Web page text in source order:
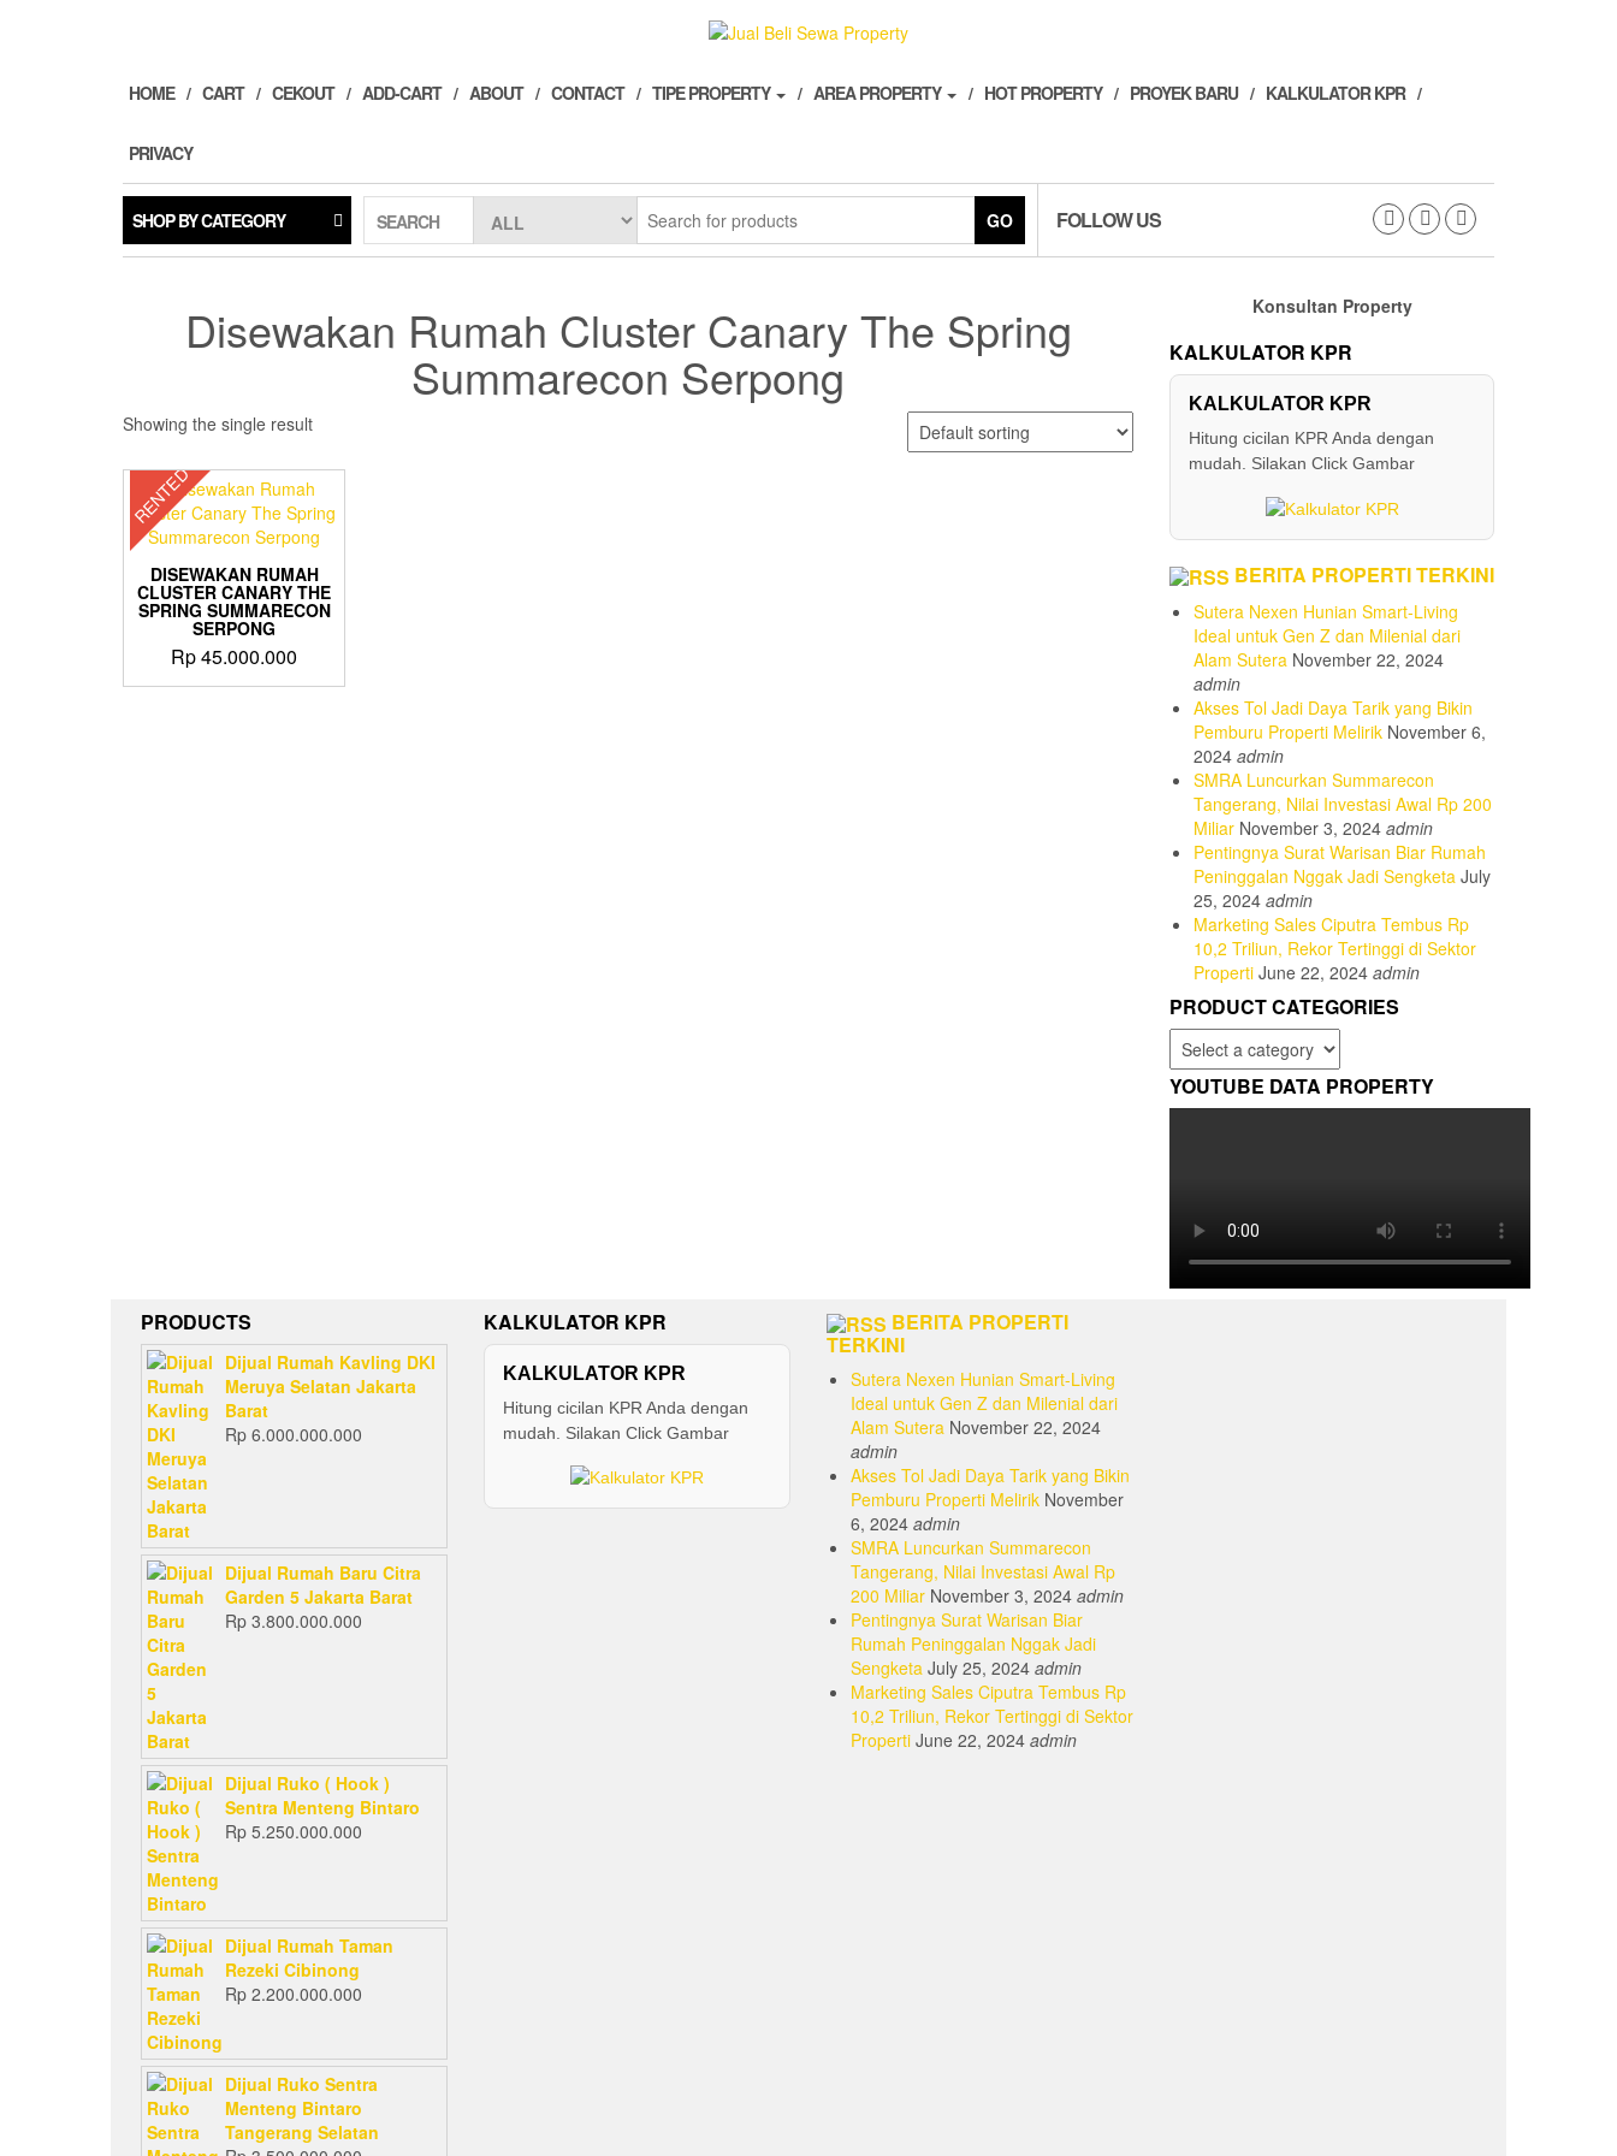
HOME CART CEKOUT ADD-CART ABOUT CONTACT TIPE PROPERTY AREA PROPERTY HOT PROPERTY PROYEK BARU KALKULATOR KPR
PRIVACY
SHOP BY CATEGORY SEARCH GO FOLLOW US
Disewakan Rumah Cluster Canary The Spring
Summarecon Serpong
Showing the single result
RENTED
DISEWAKAN RUMAH
CLUSTER CANARY THE
SPRING SUMMARECON
SERPONG
Rp45.000.000
Konsultan Property
KALKULATOR KPR
KALKULATOR KPR
Hitung cicilan KPR Anda dengan
mudah. Silakan Click Gambar
BERITA PROPERTI TERKINI
Sutera Nexen Hunian Smart-Living
Ideal untuk Gen Z dan Milenial dari
Alam Sutera November 22, 2024
admin
Akses Tol Jadi Daya Tarik yang Bikin
Pemburu Properti Melirik November 6,
2024 admin
SMRA Luncurkan Summarecon
Tangerang, Nilai Investasi Awal Rp 200
Miliar November 3, 2024 admin
Pentingnya Surat Warisan Biar Rumah
Peninggalan Nggak Jadi Sengketa July
25, 2024 admin
Marketing Sales Ciputra Tembus Rp
10,2 Triliun, Rekor Tertinggi di Sektor
Properti June 22, 2024 admin
PRODUCT CATEGORIES
YOUTUBE DATA PROPERTY
PRODUCTS
Dijual Rumah Kavling DKI
Meruya Selatan Jakarta
Barat
Rp 6.000.000.000
Dijual Rumah Baru Citra
Garden 5 Jakarta Barat
Rp 3.800.000.000
Dijual Ruko ( Hook )
Sentra Menteng Bintaro
Rp 5.250.000.000
Dijual Rumah Taman
Rezeki Cibinong
Rp 2.200.000.000
Dijual Ruko Sentra
Menteng Bintaro
Tangerang Selatan
KALKULATOR KPR
KALKULATOR KPR
Hitung cicilan KPR Anda dengan
mudah. Silakan Click Gambar
BERITA PROPERTI
TERKINI
Sutera Nexen Hunian Smart-Living
Ideal untuk Gen Z dan Milenial dari
Alam Sutera November 22, 2024
admin
Akses Tol Jadi Daya Tarik yang Bikin
Pemburu Properti Melirik November
6, 2024 admin
SMRA Luncurkan Summarecon
Tangerang, Nilai Investasi Awal Rp
200 Miliar November 3, 2024 admin
Pentingnya Surat Warisan Biar
Rumah Peninggalan Nggak Jadi
Sengketa July 25, 2024 admin
Marketing Sales Ciputra Tembus Rp
10,2 Triliun, Rekor Tertinggi di Sektor
Properti June 22, 2024 admin